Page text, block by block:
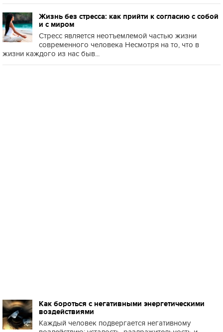
Жизнь без стресса: как прийти к согласию с собой
и с миром
Стресс является неотъемлемой частью жизни
современного человека Несмотря на то, что в
жизни каждого из нас быв...
Как бороться с негативными энергетическими
воздействиями
Каждый человек подвергается негативному